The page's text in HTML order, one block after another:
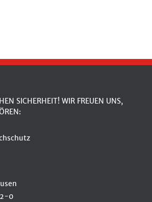
SICHERHEIT! WIR FREUEN UNS,
0